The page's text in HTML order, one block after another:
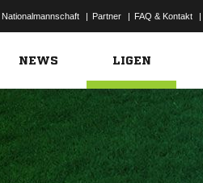
Nationalmannschaft | Partner | FAQ & Kontakt |
NEWS LIGEN